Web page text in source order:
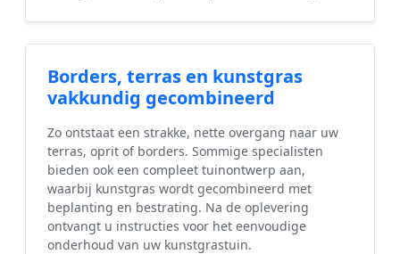
Borders, terras en kunstgras
vakkundig gecombineerd
Zo ontstaat een strakke, nette overgang naar uw
terras, oprit of borders. Sommige specialisten
bieden ook een compleet tuinontwerp aan,
waarbij kunstgras wordt gecombineerd met
beplanting en bestrating. Na de oplevering
ontvangt u instructies voor het eenvoudige
onderhoud van uw kunstgrastuin.